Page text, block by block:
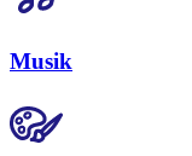
Musik